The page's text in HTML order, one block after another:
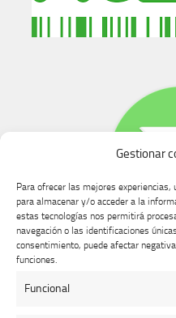
Gestionar
Para ofrecer las mejores
para almacenar y/o acceder a la
estas tecnologías nos permitirá
navegación o las identificaciones
consentimiento, puede afectar
funciones.
Funcional
Buzón de